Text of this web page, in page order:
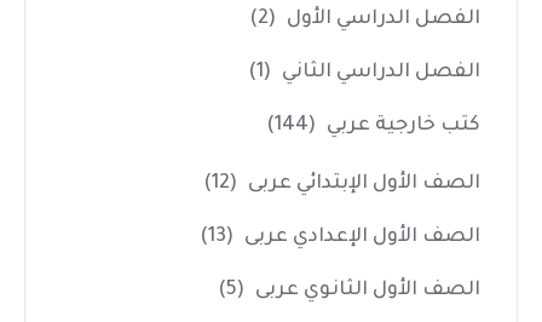
الفصل الدراسي الأول (2)
الفصل الدراسي الثاني (1)
كتب خارجية عربي (144)
الصف الأول الإبتدائي عربى (12)
الصف الأول الإعدادي عربى (13)
الصف الأول الثانوي عربى (5)